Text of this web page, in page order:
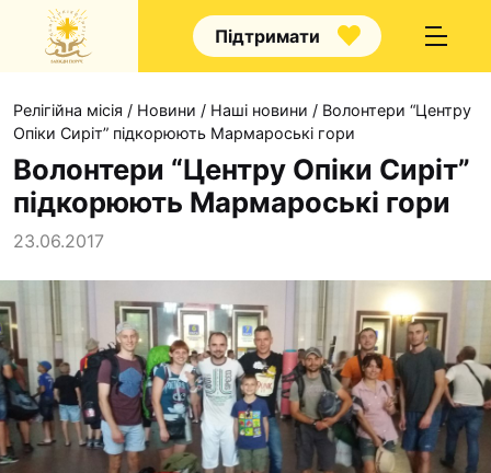
Підтримати
Про нас
Волонтерство
Наші напрямки
Наш покровитель
Контакти
Проекти
Релігійна місія / Новини / Наші новини / Волонтери “Центру
Опіки Сиріт” підкорюють Мармароські гори
Волонтери “Центру Опіки Сиріт”
підкорюють Мармароські гори
23.06.2017